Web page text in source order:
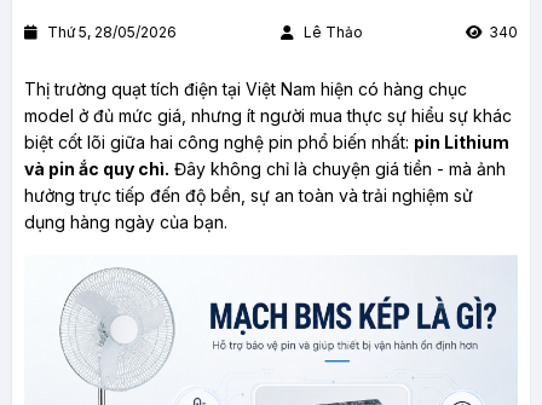
Thứ 5, 28/05/2026 Lê Thảo 340
Thị trường quạt tích điện tại Việt Nam hiện có hàng chục
model ở đủ mức giá, nhưng ít người mua thực sự hiểu sự khác
biệt cốt lõi giữa hai công nghệ pin phổ biến nhất: pin Lithium
và pin ắc quy chì. Đây không chỉ là chuyện giá tiền - mà ảnh
hưởng trực tiếp đến độ bền, sự an toàn và trải nghiệm sử
dụng hàng ngày của bạn.